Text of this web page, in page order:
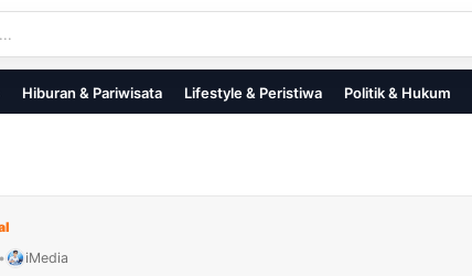
Hiburan & Pariwisata Lifestyle & Peristiwa Politik & Hukum
• iMedia